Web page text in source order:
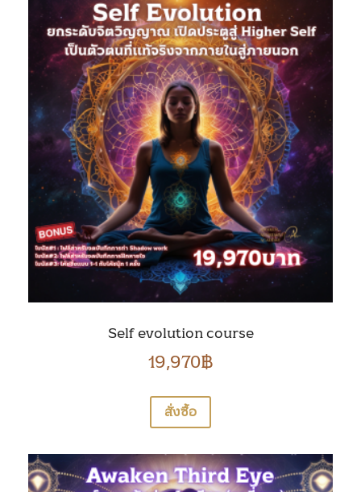
Self evolution course
19,970฿
สั่งซื้อ